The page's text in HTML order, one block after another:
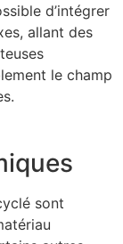
d’intégrer
allant des
le champ
sont